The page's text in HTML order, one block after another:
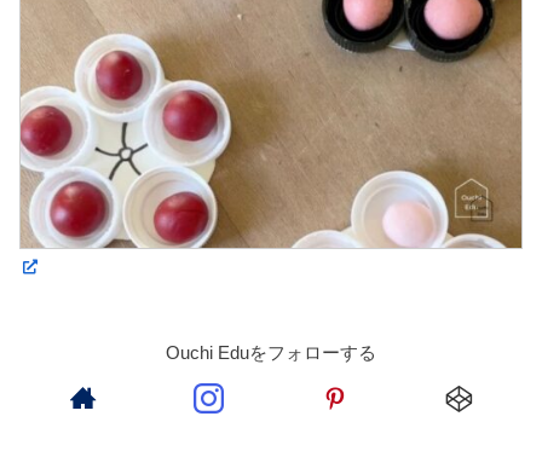
Ouchi Eduをフォローする